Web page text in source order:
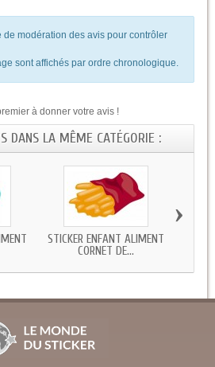
modération des avis pour contrôler
sont affichés par ordre chronologique.
à donner votre avis !
DANS LA MÊME CATÉGORIE :
STICKER ENFANT ALIMENT
CORNET DE...
›